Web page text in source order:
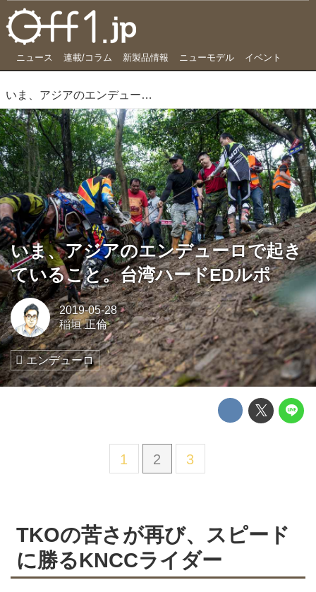
ニュース 連載/コラム 新製品情報 ニューモデル イベント
いま、アジアのエンデューロで起きていること。台湾ハードEDルポ
いま、アジアのエンデューロで起き
ていること。台湾ハードEDルポ
2019-05-28
稲垣 正倫
エンデューロ
1 2 3
TKOの苦さが再び、スピード
に勝るKNCCライダー